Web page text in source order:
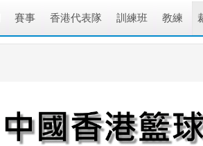
賽事 香港代表隊 訓練班 教練